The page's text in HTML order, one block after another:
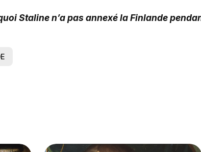
Staline n’a pas annexé la Finlande